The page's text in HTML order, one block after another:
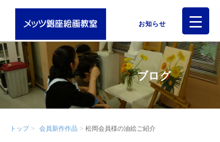
お知らせ
ブログ
トップ 会員新作作品 松岡会員様の油絵ご紹介